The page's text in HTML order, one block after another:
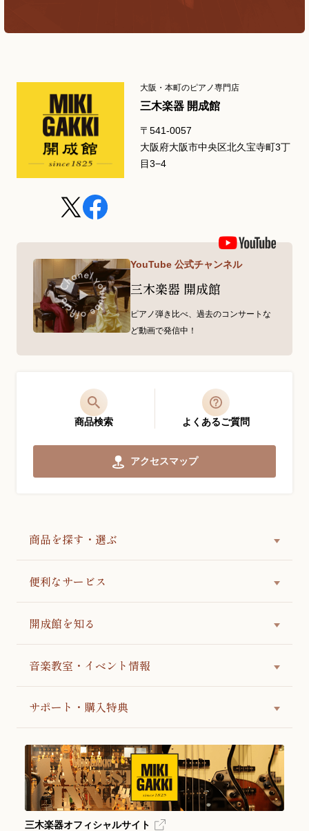
大阪・本町のピアノ専門店
三木楽器 開成館
〒541-0057
大阪府大阪市中央区北久宝寺町3丁
目3−4
YouTube 公式チャンネル
三木楽器 開成館
ピアノ弾き比べ、過去のコンサートな
ど動画で発信中！
商品検索 よくあるご質問
アクセスマップ
商品を探す・選ぶ
便利なサービス
開成館を知る
音楽教室・イベント情報
サポート・購入特典
三木楽器オフィシャルサイト